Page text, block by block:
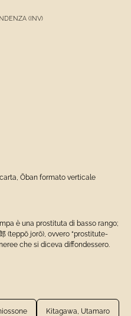
(INV)
Ōban formato verticale
è una prostituta di basso rango;
(teppō jorō), ovvero “prostitute-
che si diceva diffondessero.
Kitagawa, Utamaro